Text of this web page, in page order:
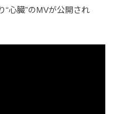
“心臓”のMVが公開され